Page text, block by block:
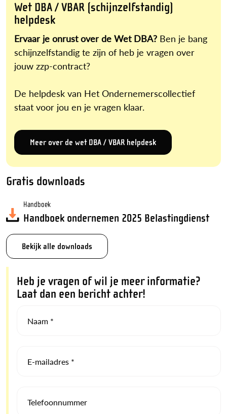
Wet DBA / VBAR (schijnzelfstandig)
helpdesk
Ervaar je onrust over de Wet DBA? Ben je bang
schijnzelfstandig te zijn of heb je vragen over
jouw zzp-contract?
De helpdesk van Het Ondernemerscollectief
staat voor jou en je vragen klaar.
Meer over de wet DBA / VBAR helpdesk
Gratis downloads
Handboek
Handboek ondernemen 2025 Belastingdienst
Bekijk alle downloads
Heb je vragen of wil je meer informatie?
Laat dan een bericht achter!
Naam *
E-mailadres *
Telefoonnummer